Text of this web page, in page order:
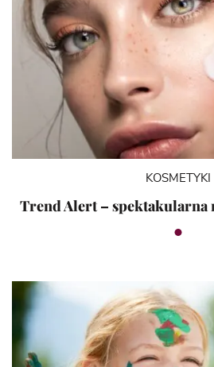
KOSMETYKI
Trend Alert – spektakularna